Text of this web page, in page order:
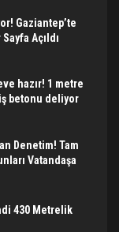
Gaziantep’te
Açıldı
hazır! 1 metre
betonu deliyor
Denetim! Tam
Vatandaşa
430 Metrelik